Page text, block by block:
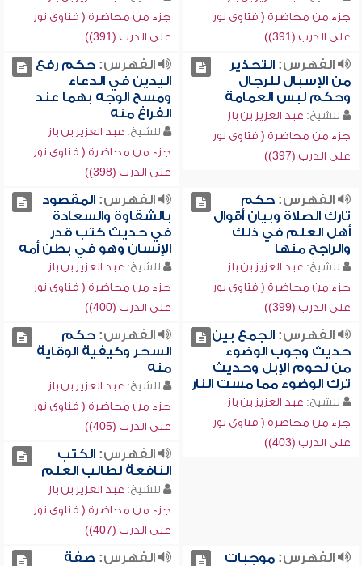
جزء من محاضرة ( فتاوى نور
على الدرب (391))
جزء من محاضرة ( فتاوى نور
على الدرب (391))
الفهرس:التحذير
من الإسبال للرجال
وحكم لبس العمامة
للشيخ: عبد العزيز بن باز
جزء من محاضرة ( فتاوى نور
على الدرب (397))
الفهرس:حكم رفع
اليدين في الدعاء
ومسح الوجه بهما عند
الفراغ منه
للشيخ: عبد العزيز بن باز
جزء من محاضرة ( فتاوى نور
على الدرب (398))
الفهرس:حكم
تارك الصلاة وبيان أقوال
أهل العلم في ذلك
والراجح منها
للشيخ: عبد العزيز بن باز
جزء من محاضرة ( فتاوى نور
على الدرب (399))
الفهرس:المقصود
بالشقاوة والسعادة
في حديث كتب قدر
الإنسان وهو في بطن أمه
للشيخ: عبد العزيز بن باز
جزء من محاضرة ( فتاوى نور
على الدرب (400))
الفهرس:الجمع بين
حديث وجوب الوضوء
من لحوم الإبل وحديث
ترك الوضوء مما مست النار
للشيخ: عبد العزيز بن باز
جزء من محاضرة ( فتاوى نور
على الدرب (403))
الفهرس:حكم
السحر وكيفية الوقاية
منه
للشيخ: عبد العزيز بن باز
جزء من محاضرة ( فتاوى نور
على الدرب (405))
الفهرس:الكتب
النافعة لطالب العلم
للشيخ: عبد العزيز بن باز
جزء من محاضرة ( فتاوى نور
على الدرب (407))
الفهرس:موجبات الفهرس: صفة